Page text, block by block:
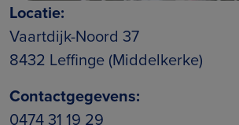
Locatie:
Vaartdijk-Noord 37
8432 Leffinge (Middelkerke)
Contactgegevens:
0474 31 19 29